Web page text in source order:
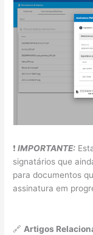
❗IMPORTANTE:
signatários que
para documentos
assinatura em
🔗 Artigos